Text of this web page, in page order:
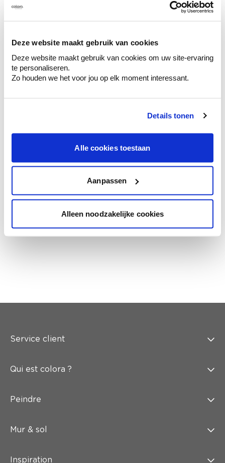
Deze website maakt gebruik van cookies
Deze website maakt gebruik van cookies om uw site-ervaring
te personaliseren.
Zo houden we het voor jou op elk moment interessant.
Details tonen
Alle cookies toestaan
Aanpassen
Alleen noodzakelijke cookies
Découvrez des échantillons de votre
votre couleur.
Obtenez des conseils personnalisés sur la
combinaison de couleurs.
Conseil couleur à domicile
en couleur.
l'éclairage et de votre mobilier.
Obtenez un contrôle technologique de vos
Service client
Qui est colora ?
Peindre
Mur & sol
Inspiration